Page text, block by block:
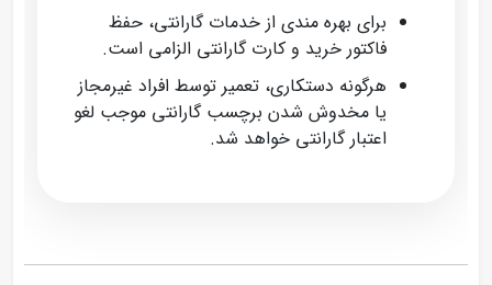
برای بهره‌ مندی از خدمات گارانتی، حفظ
فاکتور خرید و کارت گارانتی الزامی است.
هرگونه دستکاری، تعمیر توسط افراد غیرمجاز
یا مخدوش شدن برچسب گارانتی موجب لغو
اعتبار گارانتی خواهد شد.